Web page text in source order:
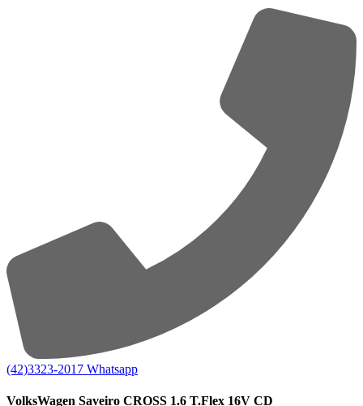
(42)3323-2017 Whatsapp
VolksWagen Saveiro CROSS 1.6 T.Flex 16V CD